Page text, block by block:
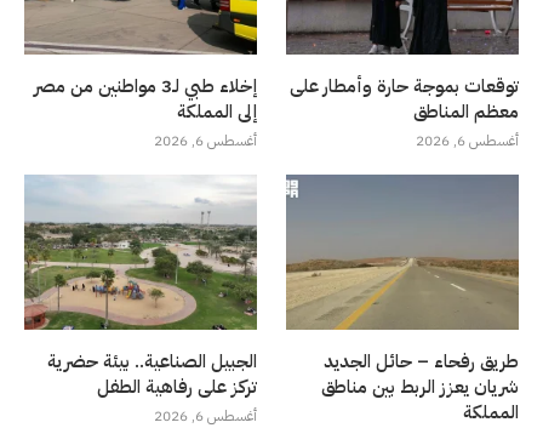
توقعات بموجة حارة وأمطار على
معظم المناطق
أغسطس 6, 2026
إخلاء طبي لـ3 مواطنين من مصر
إلى المملكة
أغسطس 6, 2026
طريق رفحاء – حائل الجديد
شريان يعزز الربط بين مناطق
المملكة
الجبيل الصناعية.. بيئة حضرية
تركز على رفاهية الطفل
أغسطس 6, 2026